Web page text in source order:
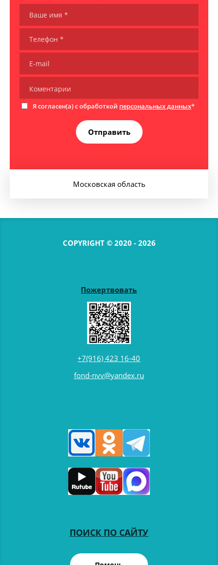
Я согласен(а) с обработкой персональных данных*
Отправить
Московская область
COPYRIGHT © 2020 - 2026
Пожертвовать
+7(916) 423 16-40
fond-nvv@yandex.ru
ПОИСК ПО САЙТУ